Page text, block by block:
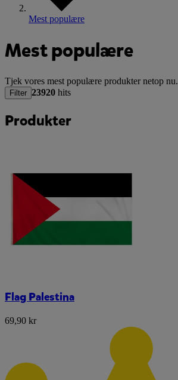
Mest populære
Mest populære
Tjek vores mest populære produkter netop nu.
Filter 23920 hits
Produkter
Flag Palestina
69,90 kr